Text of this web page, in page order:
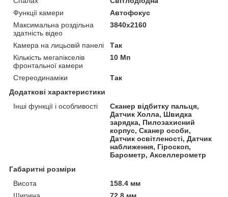
Функції камери
Автофокус
Максимальна роздільна
здатність відео
3840x2160
Камера на лицьовій панелі
Так
Кількість мегапікселів
фронтальної камери
10 Мп
Стереодинаміки
Так
Додаткові характеристики
Інші функції і особливості
Сканер відбитку пальця,
Датчик Холла, Швидка
зарядка, Пилозахисний
корпус, Сканер особи,
Датчик освітленості, Датчик
наближення, Гіроскоп,
Барометр, Акселлерометр
Габаритні розміри
Висота
158.4 мм
Ширина
72.8 мм